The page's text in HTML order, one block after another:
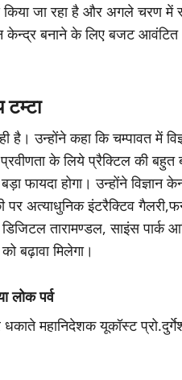
किया जा रहा है और अगले चरण में
केन्द्र बनाने के लिए बजट आवंटित
उन्होंने कहा कि चम्पावत में
के लिये प्रैक्टिल की बहुत
फायदा होगा। उन्होंने विज्ञान
पर अत्याधुनिक इंटरैक्टिव
तारामण्डल, साइंस पार्क
बढ़ावा मिलेगा।
लोक पर्व
महानिदेशक यूकॉस्ट